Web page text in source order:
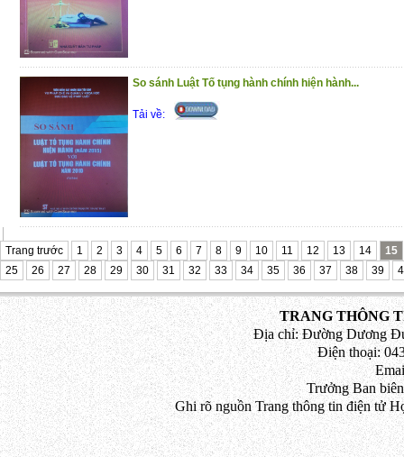
So sánh Luật Tố tụng hành chính hiện hành...
Tải về:
Trang trước 1 2 3 4 5 6 7 8 9 10 11 12 13 14
15
25
26 27 28 29 30 31 32 33 34 35 36 37 38 39
TRANG THÔNG
Địa chỉ: Đường Dương
Điện thoại:
Trưởng Ban
Ghi rõ nguồn Trang thông tin điện tử